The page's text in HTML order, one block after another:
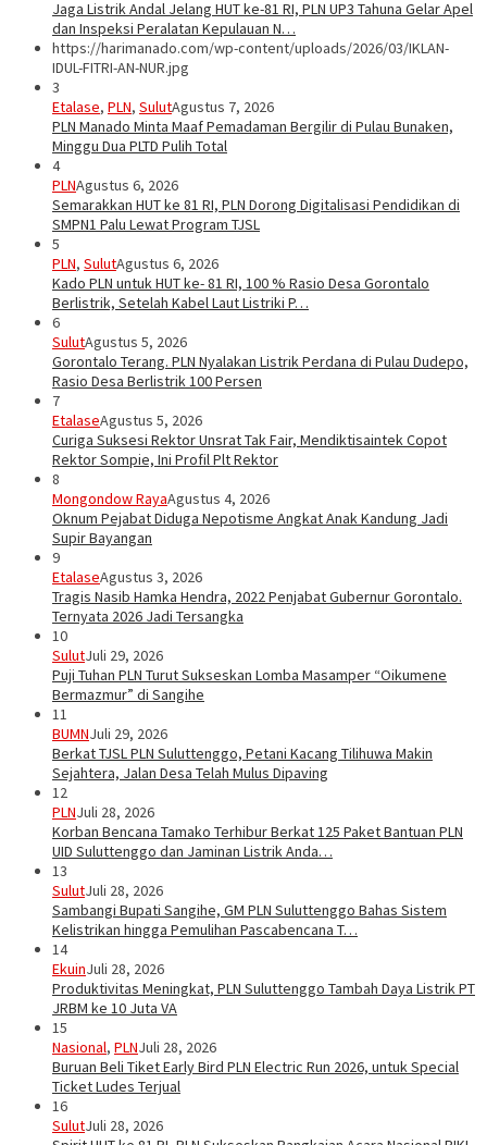
Jaga Listrik Andal Jelang HUT ke-81 RI, PLN UP3 Tahuna Gelar Apel
dan Inspeksi Peralatan Kepulauan N…
https://harimanado.com/wp-content/uploads/2026/03/IKLAN-
IDUL-FITRI-AN-NUR.jpg
3
Etalase, PLN, SulutAgustus 7, 2026
PLN Manado Minta Maaf Pemadaman Bergilir di Pulau Bunaken,
Minggu Dua PLTD Pulih Total
4
PLNAgustus 6, 2026
Semarakkan HUT ke 81 RI, PLN Dorong Digitalisasi Pendidikan di
SMPN1 Palu Lewat Program TJSL
5
PLN, SulutAgustus 6, 2026
Kado PLN untuk HUT ke- 81 RI, 100 % Rasio Desa Gorontalo
Berlistrik, Setelah Kabel Laut Listriki P…
6
SulutAgustus 5, 2026
Gorontalo Terang. PLN Nyalakan Listrik Perdana di Pulau Dudepo,
Rasio Desa Berlistrik 100 Persen
7
EtalaseAgustus 5, 2026
Curiga Suksesi Rektor Unsrat Tak Fair, Mendiktisaintek Copot
Rektor Sompie, Ini Profil Plt Rektor
8
Mongondow RayaAgustus 4, 2026
Oknum Pejabat Diduga Nepotisme Angkat Anak Kandung Jadi
Supir Bayangan
9
EtalaseAgustus 3, 2026
Tragis Nasib Hamka Hendra, 2022 Penjabat Gubernur Gorontalo.
Ternyata 2026 Jadi Tersangka
10
SulutJuli 29, 2026
Puji Tuhan PLN Turut Sukseskan Lomba Masamper “Oikumene
Bermazmur” di Sangihe
11
BUMNJuli 29, 2026
Berkat TJSL PLN Suluttenggo, Petani Kacang Tilihuwa Makin
Sejahtera, Jalan Desa Telah Mulus Dipaving
12
PLNJuli 28, 2026
Korban Bencana Tamako Terhibur Berkat 125 Paket Bantuan PLN
UID Suluttenggo dan Jaminan Listrik Anda…
13
SulutJuli 28, 2026
Sambangi Bupati Sangihe, GM PLN Suluttenggo Bahas Sistem
Kelistrikan hingga Pemulihan Pascabencana T…
14
EkuinJuli 28, 2026
Produktivitas Meningkat, PLN Suluttenggo Tambah Daya Listrik PT
JRBM ke 10 Juta VA
15
Nasional, PLNJuli 28, 2026
Buruan Beli Tiket Early Bird PLN Electric Run 2026, untuk Special
Ticket Ludes Terjual
16
SulutJuli 28, 2026